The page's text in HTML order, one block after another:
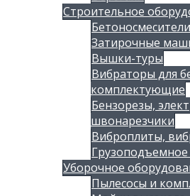
Строительное
Бетоносмесители
Затирочные
Вышки-туры
Вибраторы для
комплектующие
Бензорезы,
швонарезчики
Виброплиты,
Уборочное
Пылесосы и